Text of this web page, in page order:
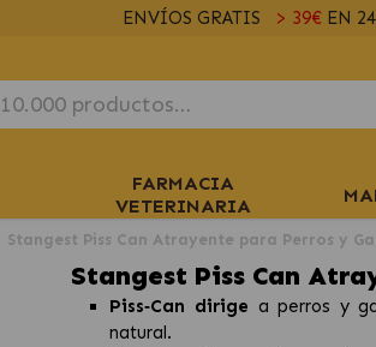
ENVÍOS GRATIS > 39€EN
FARMACIA
VETERINARIA
Stangest Piss Can Atrayente para Perros y
Stangest Piss Can
Piss‑Can dirige a perros y
natural.